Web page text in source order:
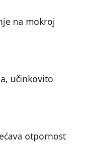
na mokroj
učinkovito
otpornost